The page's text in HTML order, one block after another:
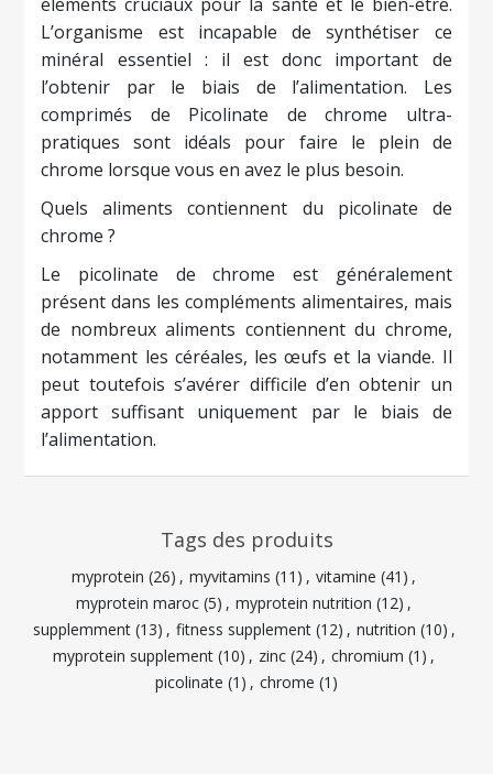
L’organisme est incapable de synthétiser ce
minéral essentiel : il est donc important de
l’obtenir par le biais de l’alimentation. Les
comprimés de Picolinate de chrome ultra-
pratiques sont idéals pour faire le plein de
chrome lorsque vous en avez le plus besoin.
Quels aliments contiennent du picolinate de
chrome ?
Le picolinate de chrome est généralement
présent dans les compléments alimentaires, mais
de nombreux aliments contiennent du chrome,
notamment les céréales, les œufs et la viande. Il
peut toutefois s’avérer difficile d’en obtenir un
apport suffisant uniquement par le biais de
l’alimentation.
Tags des produits
myprotein (26) , myvitamins (11) , vitamine (41) ,
myprotein maroc (5) , myprotein nutrition (12) ,
supplemment (13) , fitness supplement (12) , nutrition (10) ,
myprotein supplement (10) , zinc (24) , chromium (1) ,
picolinate (1) , chrome (1)